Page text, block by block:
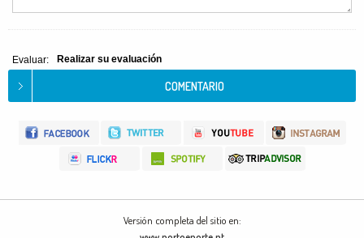
Evaluar: Realizar su evaluación
Versión completa del sitio en: